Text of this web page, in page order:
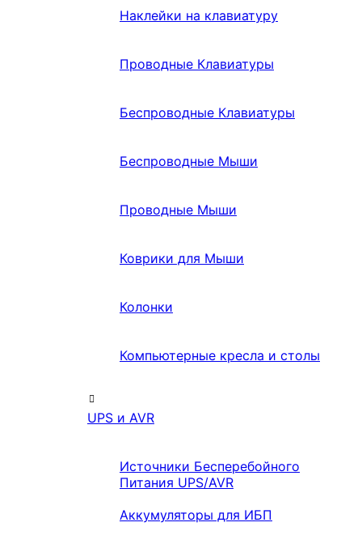
Наклейки на клавиатуру
Проводные Клавиатуры
Беспроводные Клавиатуры
Беспроводные Мыши
Проводные Мыши
Коврики для Мыши
Колонки
Компьютерные кресла и столы
UPS и AVR
Источники Бесперебойного
Питания UPS/AVR
Аккумуляторы для ИБП